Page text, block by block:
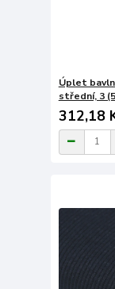
Úplet
střední, 3
312,18